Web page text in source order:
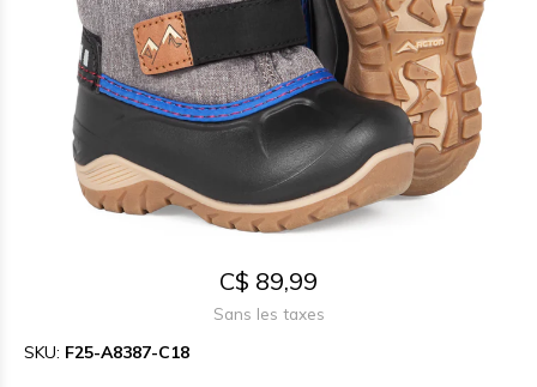
C$ 89,99
Sans les taxes
SKU: F25-A8387-C18